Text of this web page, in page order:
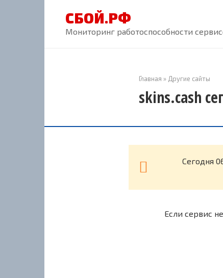
СБОЙ.РФ
Мониторинг работоспособности
Главная » Другие сайты
skins.cash
Cегодня
Если сервис